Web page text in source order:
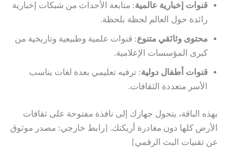
قنوات إخبارية عالمية: متابعة الأحداث من شبكات إخبارية
رائدة حول العالم لحظة بلحظة.
محتوى وثائقي متنوع: قنوات علمية وطبيعية وتاريخية من
كبرى المؤسسات الإعلامية.
قنوات أطفال دولية: ترفيه تعليمي بعدة لغات يناسب
الأسر متعددة الثقافات.
بهذه الباقة، يتحول جهازك إلى نافذة مفتوحة على ثقافات
الأرض كلها دون مغادرة أريكتك. [رابط خارجي: مصدر موثوق
عن تقنيات البث الرقمي]